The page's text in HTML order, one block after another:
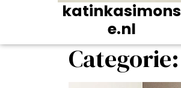
katinkasimons
e.nl
Categorie: